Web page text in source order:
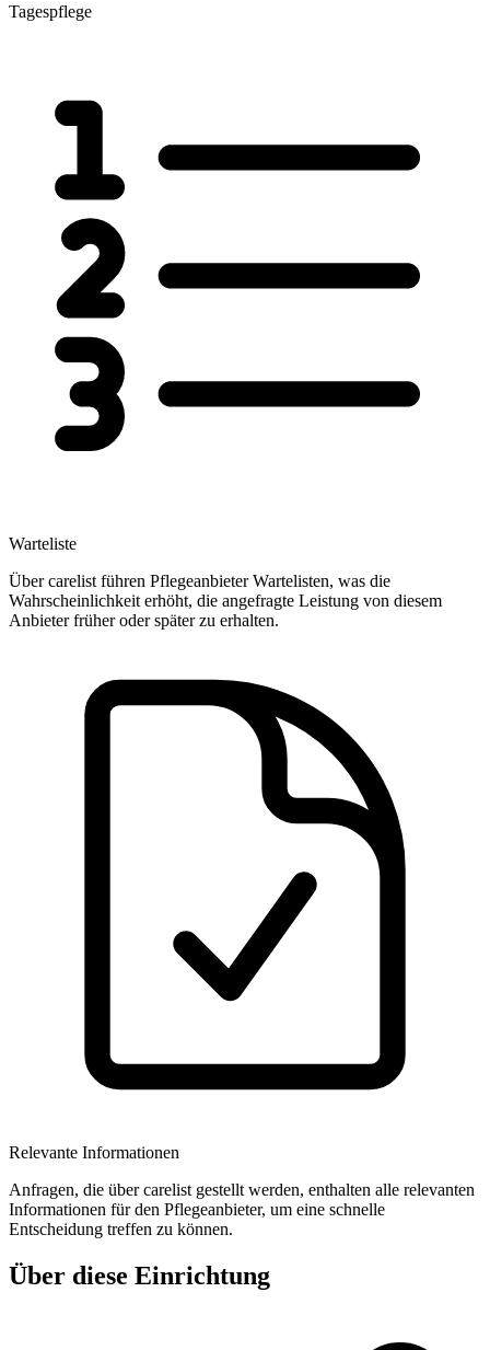
Tagespflege
Warteliste
Über carelist führen Pflegeanbieter Wartelisten, was die
Wahrscheinlichkeit erhöht, die angefragte Leistung von diesem
Anbieter früher oder später zu erhalten.
Relevante Informationen
Anfragen, die über carelist gestellt werden, enthalten alle relevanten
Informationen für den Pflegeanbieter, um eine schnelle
Entscheidung treffen zu können.
Über diese Einrichtung